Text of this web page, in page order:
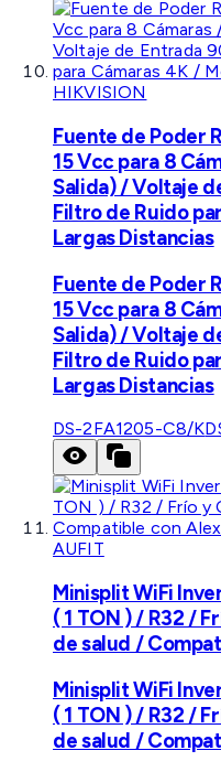
HIKVISION
Fuente de Poder
15 Vcc para 8
Salida) / Voltaje
Filtro de Ruido
Largas Distancias
Fuente de Poder
15 Vcc para 8
Salida) / Voltaje
Filtro de Ruido
Largas Distancias
DS-2FA1205-C8/K
AUFIT
Minisplit WiFi
( 1 TON ) / R32 /
de salud /
Minisplit WiFi
( 1 TON ) / R32 /
de salud /